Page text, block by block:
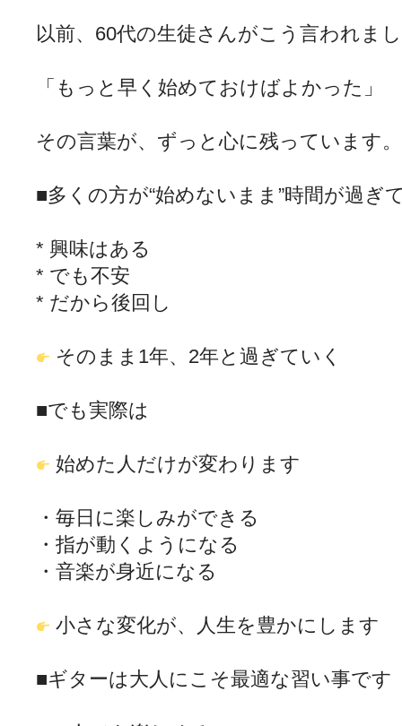
以前、60代の生徒さんがこう言われま
「もっと早く始めておけばよかった」
その言葉が、ずっと心に残っています。
■多くの方が“始めないまま”時間が過ぎ
* 興味はある
* でも不安
* だから後回し
そのまま1年、2年と過ぎていく
■でも実際は
始めた人だけが変わります
・毎日に楽しみができる
・指が動くようになる
・音楽が身近になる
小さな変化が、人生を豊かにします
■ギターは大人にこそ最適な習い事です